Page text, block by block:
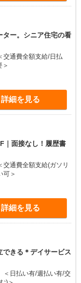
ター。シニア住宅の看
交通費全額支給/日払
詳細を見る
｜面接なし！履歴書
交通費全額支給(ガソリ
可＞
詳細を見る
きる＊デイサービス
日払い有/週払い有/交